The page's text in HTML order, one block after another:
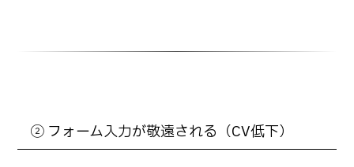
② フォーム入力が敬遠される（CV低下）